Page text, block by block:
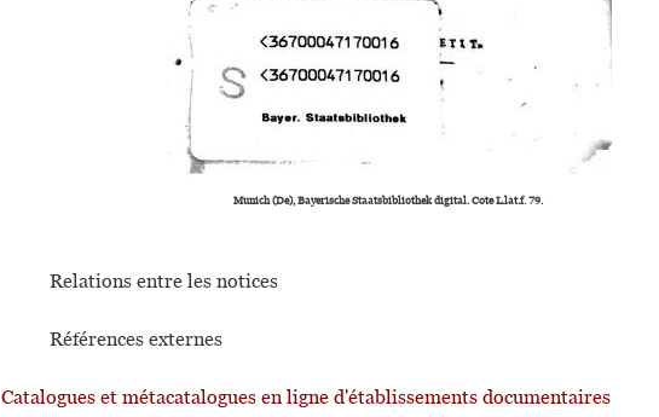
Munich (De), Bayerische Staatsbibliothek digital. Cote L.lat.f. 79.
Relations entre les notices
Références externes
Catalogues et métacatalogues en ligne d'établissements documentaires